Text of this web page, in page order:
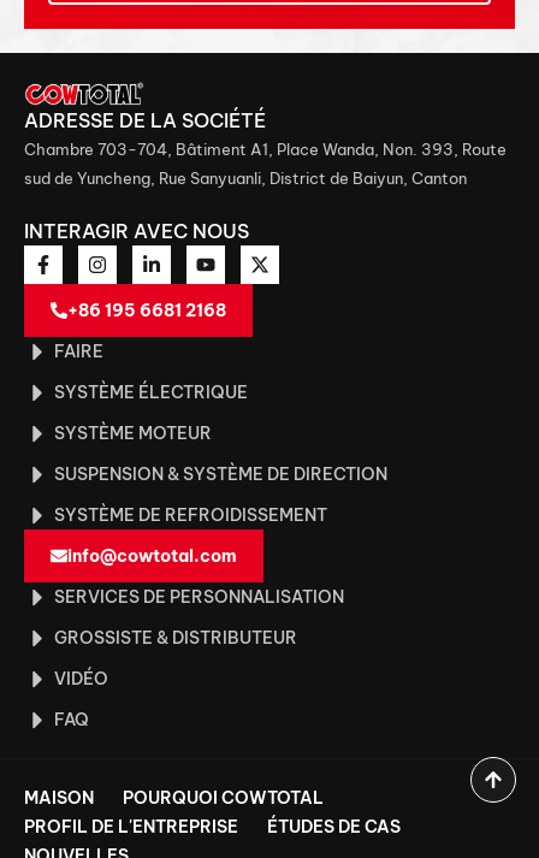
ADRESSE DE LA SOCIÉTÉ
Chambre 703-704, Bâtiment A1, Place Wanda, Non. 393, Route
sud de Yuncheng, Rue Sanyuanli, District de Baiyun, Canton
INTERAGIR AVEC NOUS
+86 195 6681 2168
FAIRE
SYSTÈME ÉLECTRIQUE
SYSTÈME MOTEUR
SUSPENSION & SYSTÈME DE DIRECTION
SYSTÈME DE REFROIDISSEMENT
info@cowtotal.com
SERVICES DE PERSONNALISATION
GROSSISTE & DISTRIBUTEUR
VIDÉO
FAQ
MAISON
POURQUOI COWTOTAL
PROFIL DE L'ENTREPRISE
ÉTUDES DE CAS